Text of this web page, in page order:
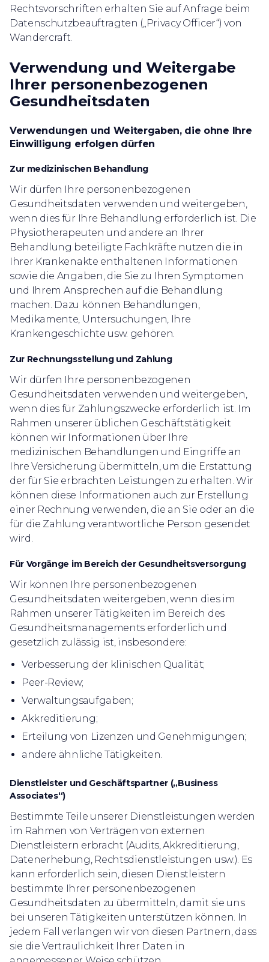
Rechtsvorschriften erhalten Sie auf Anfrage beim
Datenschutzbeauftragten („Privacy Officer“) von
Wandercraft.
Verwendung und Weitergabe
Ihrer personenbezogenen
Gesundheitsdaten
Verwendungen und Weitergaben, die ohne Ihre
Einwilligung erfolgen dürfen
Zur medizinischen Behandlung
Wir dürfen Ihre personenbezogenen
Gesundheitsdaten verwenden und weitergeben,
wenn dies für Ihre Behandlung erforderlich ist. Die
Physiotherapeuten und andere an Ihrer
Behandlung beteiligte Fachkräfte nutzen die in
Ihrer Krankenakte enthaltenen Informationen
sowie die Angaben, die Sie zu Ihren Symptomen
und Ihrem Ansprechen auf die Behandlung
machen. Dazu können Behandlungen,
Medikamente, Untersuchungen, Ihre
Krankengeschichte usw. gehören.
Zur Rechnungsstellung und Zahlung
Wir dürfen Ihre personenbezogenen
Gesundheitsdaten verwenden und weitergeben,
wenn dies für Zahlungszwecke erforderlich ist. Im
Rahmen unserer üblichen Geschäftstätigkeit
können wir Informationen über Ihre
medizinischen Behandlungen und Eingriffe an
Ihre Versicherung übermitteln, um die Erstattung
der für Sie erbrachten Leistungen zu erhalten. Wir
können diese Informationen auch zur Erstellung
einer Rechnung verwenden, die an Sie oder an die
für die Zahlung verantwortliche Person gesendet
wird.
Für Vorgänge im Bereich der Gesundheitsversorgung
Wir können Ihre personenbezogenen
Gesundheitsdaten weitergeben, wenn dies im
Rahmen unserer Tätigkeiten im Bereich des
Gesundheitsmanagements erforderlich und
gesetzlich zulässig ist, insbesondere:
Verbesserung der klinischen Qualität;
Peer-Review;
Verwaltungsaufgaben;
Akkreditierung;
Erteilung von Lizenzen und Genehmigungen;
andere ähnliche Tätigkeiten.
Dienstleister und Geschäftspartner („Business
Associates“)
Bestimmte Teile unserer Dienstleistungen werden
im Rahmen von Verträgen von externen
Dienstleistern erbracht (Audits, Akkreditierung,
Datenerhebung, Rechtsdienstleistungen usw.). Es
kann erforderlich sein, diesen Dienstleistern
bestimmte Ihrer personenbezogenen
Gesundheitsdaten zu übermitteln, damit sie uns
bei unseren Tätigkeiten unterstützen können. In
jedem Fall verlangen wir von diesen Partnern, dass
sie die Vertraulichkeit Ihrer Daten in